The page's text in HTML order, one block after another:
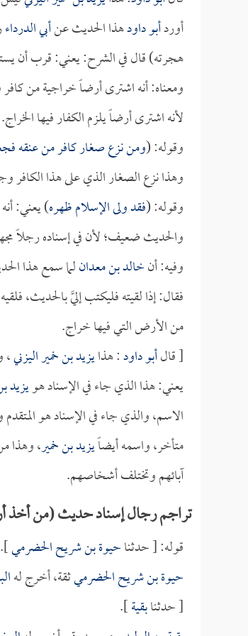
أوردأبو داودهذا الحديث عنأبي الدرداء
هجرته) قال في الشرح: يعني: قرب أن
ومعناه: أنه اشترى أرضاً خراجية من كافر
لأنه اشترى أرضاً يلزم الكفار فيها الخراج.
وقوله: (ومن نزع صغار كافر من عنقه
وهذا نزع الصغار الذي على هذا الكافر
وقوله: (فقد ولى الإسلام ظهره) يعني:
والحديث ضعيف؛ لأن في إسناده رجلاً
وفيه: أنخالد بن معدانلما سمع هذا
فقال: إذا لقيته فليكتب إليَّ بالحديث،
من الأرض التي فيها خراج.
[ قالأبو داود: هذايزيد بن خمير اليزني
يعني: هذا الذي جاء في الإسناد هويزيد
الاسم، والذي جاء في الإسناد هو
متأخر، واسمه أيضاًيزيد بن خمير، وهذا
آبائهم وتختلف أشخاصهم.
تراجم رجال إسناد حديث (من أخذ
قوله: [ حدثناحيوة بن شريح الحضرمي].
حيوة بن شريح الحضرميثقة، أخرج له
[ حدثنابقية].